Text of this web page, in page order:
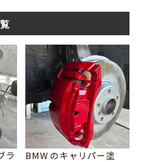
ラ
BMW のキャリパー塗